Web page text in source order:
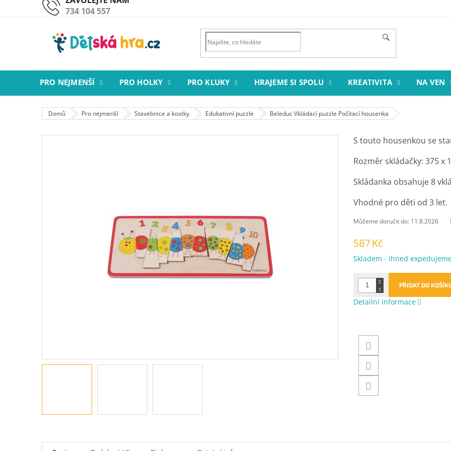
734 104 557
PRO NEJMENŠÍ PRO HOLKY PRO KLUKY HRAJEME SI SPOLU KREATIVITA NA VEN
Domů Pro nejmenší Stavebnice a kostky Edukativní puzzle Beleduc Vkládací puzzle Počítací housenka
587 Kč
Měrná
Skladem - ihned
Můžeme doručit do: 11.8.2026
PŘIDAT DO
S touto housenkou se
Rozměr skládačky: 375 x
Skládanka obsahuje 8
Vhodné pro děti od 3 let.
Detailní informace